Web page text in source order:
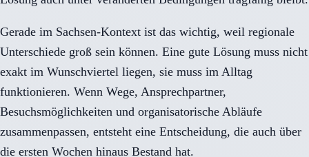
Gerade im Sachsen-Kontext ist das wichtig, weil regionale
Unterschiede groß sein können. Eine gute Lösung muss nicht
exakt im Wunschviertel liegen, sie muss im Alltag
funktionieren. Wenn Wege, Ansprechpartner,
Besuchsmöglichkeiten und organisatorische Abläufe
zusammenpassen, entsteht eine Entscheidung, die auch über
die ersten Wochen hinaus Bestand hat.